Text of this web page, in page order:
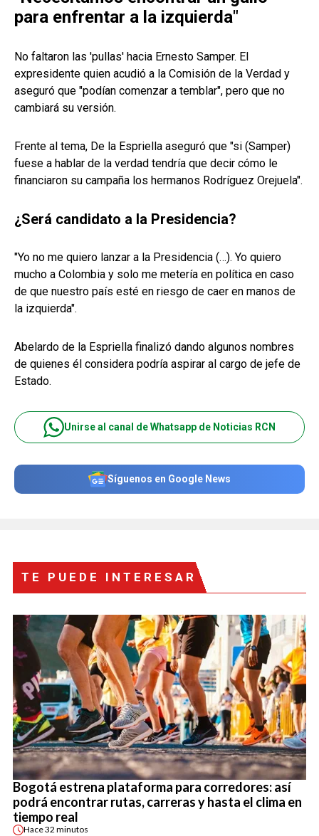
para enfrentar a la izquierda"
No faltaron las 'pullas' hacia Ernesto Samper. El
expresidente quien acudió a la Comisión de la Verdad y
aseguró que "podían comenzar a temblar", pero que no
cambiará su versión.
Frente al tema, De la Espriella aseguró que "si (Samper)
fuese a hablar de la verdad tendría que decir cómo le
financiaron su campaña los hermanos Rodríguez Orejuela".
¿Será candidato a la Presidencia?
"Yo no me quiero lanzar a la Presidencia (…). Yo quiero
mucho a Colombia y solo me metería en política en caso
de que nuestro país esté en riesgo de caer en manos de
la izquierda".
Abelardo de la Espriella finalizó dando algunos nombres
de quienes él considera podría aspirar al cargo de jefe de
Estado.
Unirse al canal de Whatsapp de Noticias RCN
Síguenos en Google News
TE PUEDE INTERESAR
Bogotá estrena plataforma para corredores: así
podrá encontrar rutas, carreras y hasta el clima en
tiempo real
Hace32 minutos